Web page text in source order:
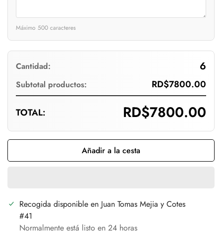
Máximo 500 caracteres
Cantidad: 6
Subtotal productos: RD$7800.00
TOTAL: RD$7800.00
Añadir a la cesta
Recogida disponible en Juan Tomas Mejia y Cotes
#41
Normalmente está listo en 24 horas
Are you 18 years old or older?
Yes, I am